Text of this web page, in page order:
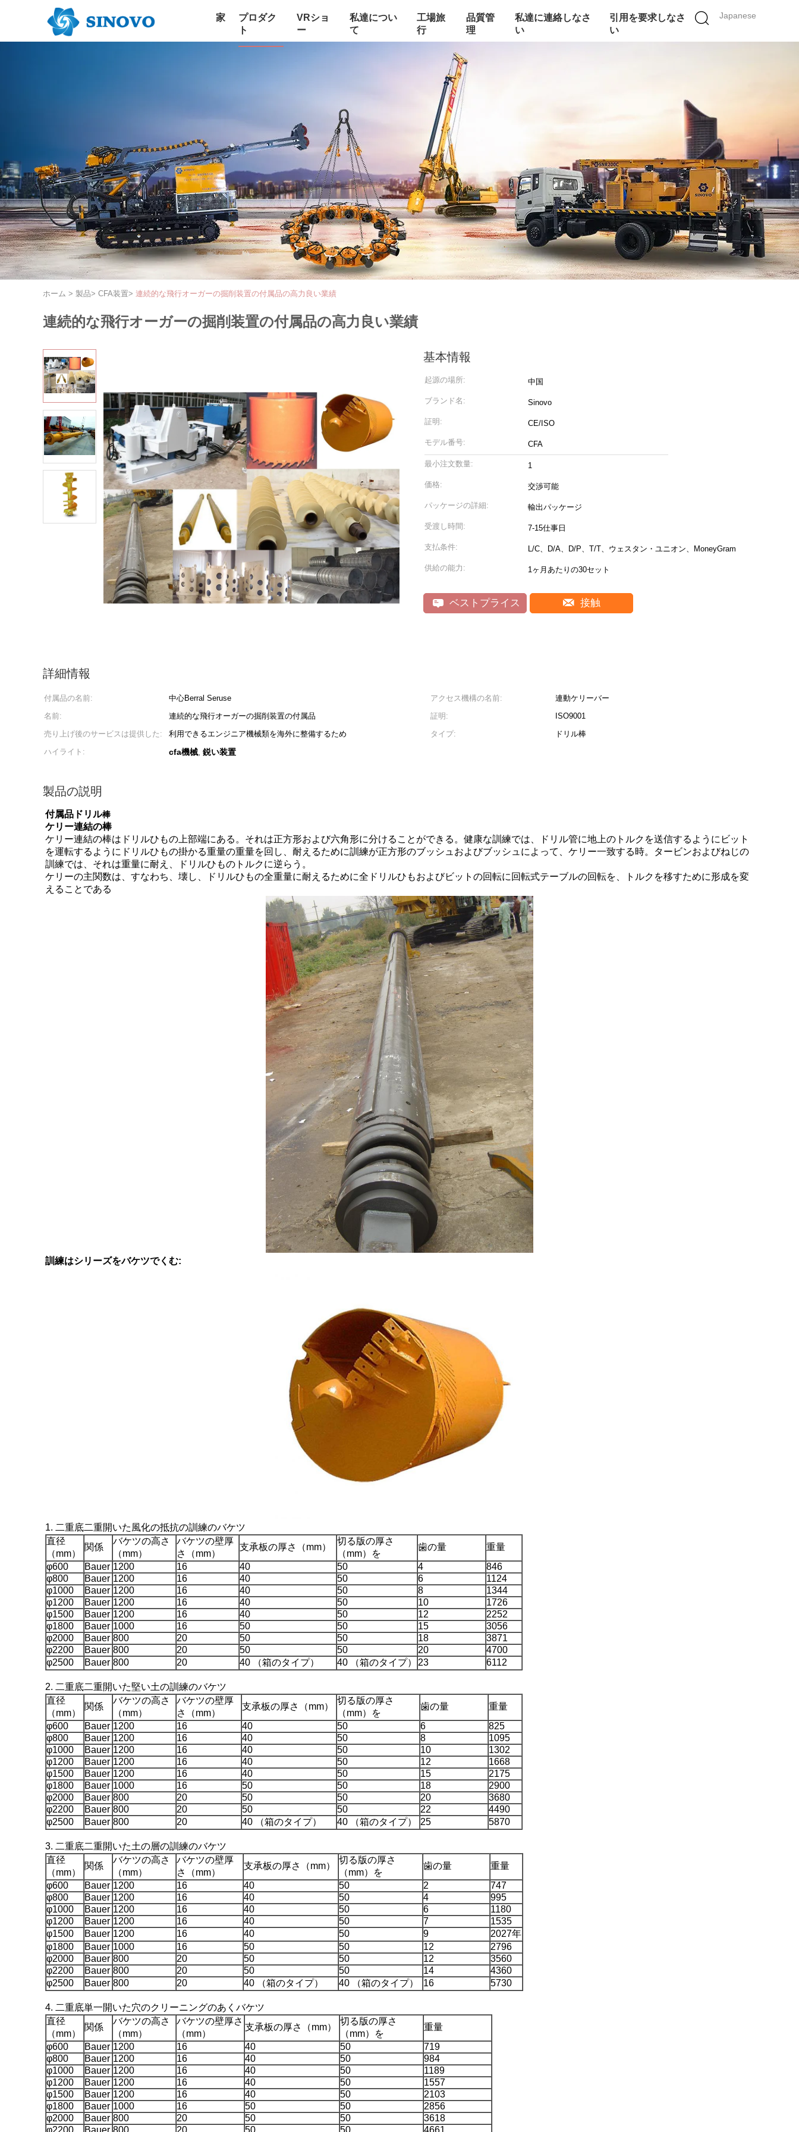
Japanese
家
プロダク
ト
VRショ
ー
私達につい
て
工場旅
行
品質管
理
私達に連絡しなさ
い
引用を要求しなさ
い
ホーム > 製品> CFA装置> 連続的な飛行オーガーの掘削装置の付属品の高力良い業績
連続的な飛行オーガーの掘削装置の付属品の高力良い業績
基本情報
起源の場所: 中国
ブランド名: Sinovo
証明: CE/ISO
モデル番号: CFA
最小注文数量: 1
価格: 交渉可能
パッケージの詳細: 輸出パッケージ
受渡し時間: 7-15仕事日
支払条件: L/C、D/A、D/P、T/T、ウェスタン・ユニオン、MoneyGram
供給の能力: 1ヶ月あたりの30セット
ベストプライス 接触
詳細情報
付属品の名前: 中心Berral Seruse アクセス機構の名前:
連動ケリーバー
名前:
連続的な飛行オーガーの掘削装置の付属品 証明:
ISO9001
売り上げ後のサービスは提供した:
利用できるエンジニア機械類を海外に整備するため タイプ:
ドリル棒
ハイライト:
cfa機械, 鋭い装置
製品の説明
付属品ドリル棒
ケリー連結の棒
ケリー連結の棒はドリルひもの上部端にある。それは正方形および六角形に分けることができる。健康な訓練では、ドリル管に地上のトルクを送信するようにビット
を運転するようにドリルひもの掛かる重量の重量を回し、耐えるために訓練が正方形のブッシュおよびブッシュによって、ケリー一致する時。タービンおよびねじの
訓練では、それは重量に耐え、ドリルひものトルクに逆らう。
ケリーの主関数は、すなわち、壊し、ドリルひもの全重量に耐えるために全ドリルひもおよびビットの回転に回転式テーブルの回転を、トルクを移すために形成を変
えることである
訓練はシリーズをバケツでくむ:
1. 二重底二重開いた風化の抵抗の訓練のバケツ
直径
（mm）
関係
バケツの高さ
（mm）
バケツの壁厚
さ（mm）
支承板の厚さ（mm）
切る版の厚さ
（mm）を
歯の量
重量
φ600
Bauer 1200 16 40 50 4
846
φ800
Bauer 1200 16 40 50 6
1124
φ1000
Bauer 1200 16 40 50 8
1344
φ1200
Bauer 1200 16 40 50 10
1726
φ1500
Bauer 1200 16 40 50 12
2252
φ1800
Bauer 1000 16 50 50 15
3056
φ2000
Bauer 800 20 50 50 18
3871
φ2200
Bauer 800 20 50 50 20
4700
φ2500
Bauer 800 20 40 （箱のタイプ） 40 （箱のタイプ） 23 6112
2. 二重底二重開いた堅い土の訓練のバケツ
直径
（mm）
関係
バケツの高さ
（mm）
バケツの壁厚
さ（mm）
支承板の厚さ（mm）
切る版の厚さ
（mm）を
歯の量
重量
φ600
Bauer 1200 16 40 50 6
825
φ800
Bauer 1200 16 40 50 8
1095
φ1000
Bauer 1200 16 40 50 10
1302
φ1200
Bauer 1200 16 40 50 12
1668
φ1500
Bauer 1200 16 40 50 15
2175
φ1800
Bauer 1000 16 50 50 18
2900
φ2000
Bauer 800 20 50 50 20
3680
φ2200
Bauer 800 20 50 50 22
4490
φ2500
Bauer 800 20 40 （箱のタイプ） 40 （箱のタイプ） 25 5870
3. 二重底二重開いた土の層の訓練のバケツ
直径
（mm）
関係
バケツの高さ
（mm）
バケツの壁厚
さ（mm）
支承板の厚さ（mm）
切る版の厚さ
（mm）を
歯の量
重量
φ600
Bauer 1200 16 40 50 2
747
φ800
Bauer 1200 16 40 50 4
995
φ1000
Bauer 1200 16 40 50 6
1180
φ1200
Bauer 1200 16 40 50 7
1535
φ1500
Bauer 1200 16 40 50 9
2027年
φ1800
Bauer 1000 16 50 50 12
2796
φ2000
Bauer 800 20 50 50 12
3560
φ2200
Bauer 800 20 50 50 14
4360
φ2500
Bauer 800 20 40 （箱のタイプ） 40 （箱のタイプ） 16 5730
4. 二重底単一開いた穴のクリーニングのあくバケツ
直径
（mm）
関係
バケツの高さ
（mm）
バケツの壁厚さ
（mm）
支承板の厚さ（mm）
切る版の厚さ
（mm）を
重量
φ600
Bauer 1200 16 40 50
719
φ800
Bauer 1200 16 40 50
984
φ1000
Bauer 1200 16 40 50
1189
φ1200
Bauer 1200 16 40 50
1557
φ1500
Bauer 1200 16 40 50
2103
φ1800
Bauer 1000 16 50 50
2856
φ2000
Bauer 800 20 50 50
3618
φ2200
Bauer 800 20 50 50 4661